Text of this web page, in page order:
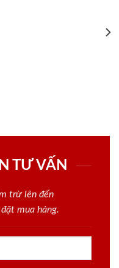
TƯ VẤN
trừ lên đến
mua hàng.